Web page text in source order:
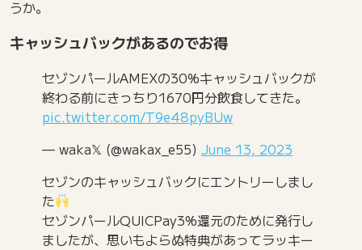
うか。
キャッシュバックがあるのでお得
セゾンパールAMEXの30%キャッシュバックが
終わる前にきっちり1670円分飲食してきた。
pic.twitter.com/T9e48pyBUw
— waka𝕏 (@wakax_e55) June 13, 2023
セゾンのキャッシュバックにエントリーしまし
た
セゾンパールQUICPay3%還元のために発行し
ましたが、思いもよらぬ特典があってラッキー